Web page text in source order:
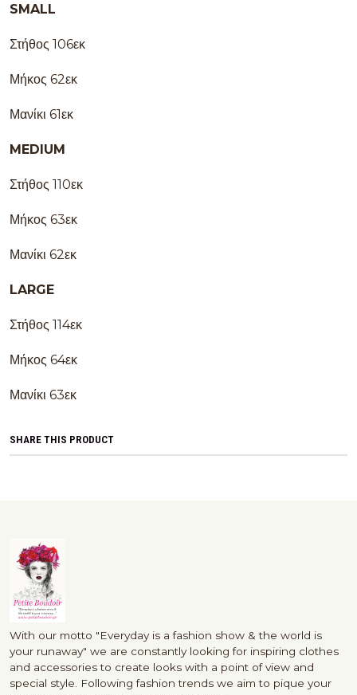
SMALL
Στήθος 106εκ
Μήκος 62εκ
Μανίκι 61εκ
MEDIUM
Στήθος 110εκ
Μήκος 63εκ
Μανίκι 62εκ
LARGE
Στήθος 114εκ
Μήκος 64εκ
Μανίκι 63εκ
SHARE THIS PRODUCT
With our motto "Everyday is a fashion show & the world is
your runaway" we are constantly looking for inspiring clothes
and accessories to create looks with a point of view and
special style. Following fashion trends we aim to pique your